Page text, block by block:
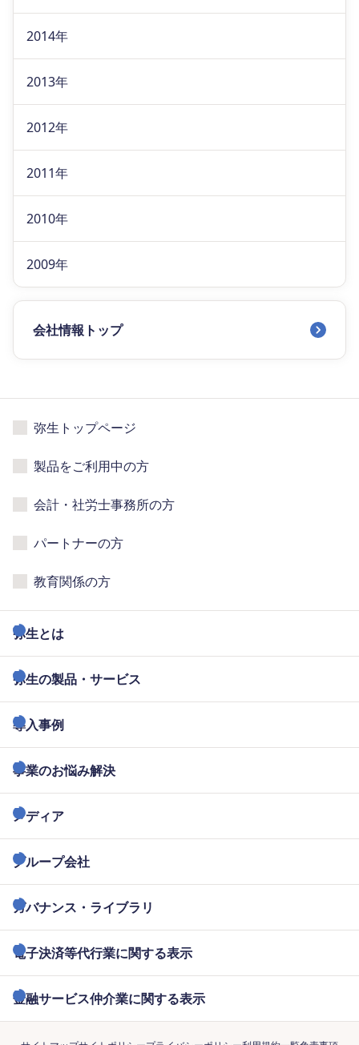
2014年
2013年
2012年
2011年
2010年
2009年
会社情報トップ
弥生トップページ
製品をご利用中の方
会計・社労士事務所の方
パートナーの方
教育関係の方
弥生とは
弥生の製品・サービス
導入事例
事業のお悩み解決
メディア
グループ会社
ガバナンス・ライブラリ
電子決済等代行業に関する表示
金融サービス仲介業に関する表示